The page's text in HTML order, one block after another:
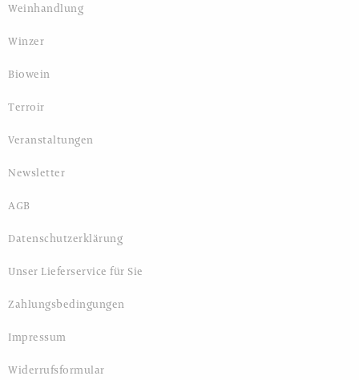
Weinhandlung
Winzer
Biowein
Terroir
Veranstaltungen
Newsletter
AGB
Datenschutzerklärung
Unser Lieferservice für Sie
Zahlungsbedingungen
Impressum
Widerrufsformular